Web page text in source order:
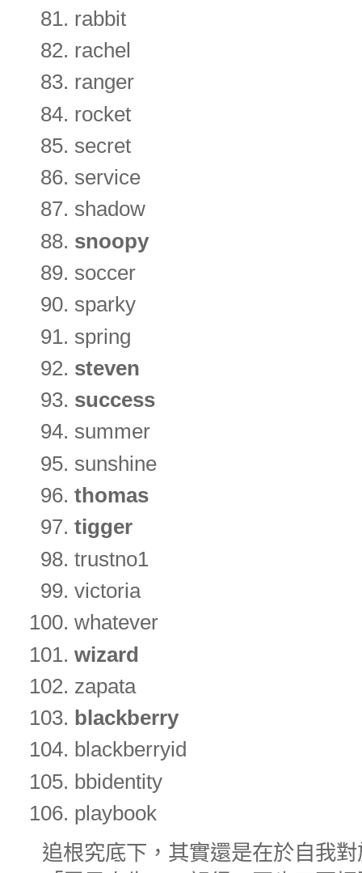
rabbit
rachel
ranger
rocket
secret
service
shadow
snoopy
soccer
sparky
spring
steven
success
summer
sunshine
thomas
tigger
trustno1
victoria
whatever
wizard
zapata
blackberry
blackberryid
bbidentity
playbook
追根究底下，其實還是在於自我